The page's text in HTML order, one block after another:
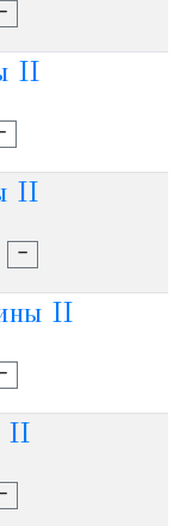
II
II
-
II
II